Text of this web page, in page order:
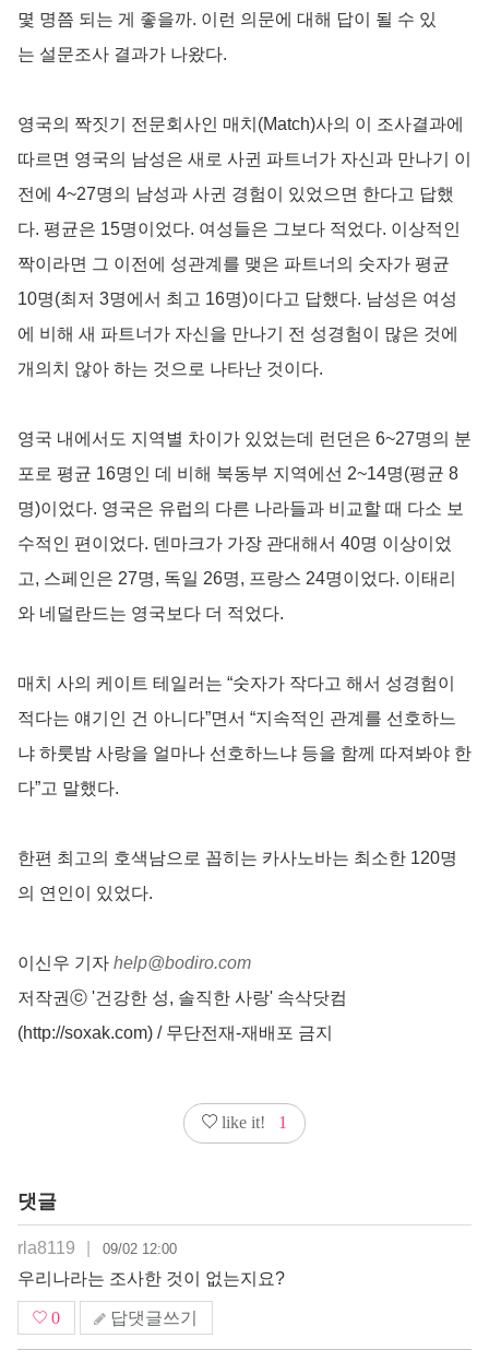
몇 명쯤 되는 게 좋을까. 이런 의문에 대해 답이 될 수 있
는 설문조사 결과가 나왔다.
영국의 짝짓기 전문회사인 매치(Match)사의 이 조사결과에
따르면 영국의 남성은 새로 사귄 파트너가 자신과 만나기 이
전에 4~27명의 남성과 사귄 경험이 있었으면 한다고 답했
다. 평균은 15명이었다. 여성들은 그보다 적었다. 이상적인
짝이라면 그 이전에 성관계를 맺은 파트너의 숫자가 평균
10명(최저 3명에서 최고 16명)이다고 답했다. 남성은 여성
에 비해 새 파트너가 자신을 만나기 전 성경험이 많은 것에
개의치 않아 하는 것으로 나타난 것이다.
영국 내에서도 지역별 차이가 있었는데 런던은 6~27명의 분
포로 평균 16명인 데 비해 북동부 지역에선 2~14명(평균 8
명)이었다. 영국은 유럽의 다른 나라들과 비교할 때 다소 보
수적인 편이었다. 덴마크가 가장 관대해서 40명 이상이었
고, 스페인은 27명, 독일 26명, 프랑스 24명이었다. 이태리
와 네덜란드는 영국보다 더 적었다.
매치 사의 케이트 테일러는 “숫자가 작다고 해서 성경험이
적다는 얘기인 건 아니다”면서 “지속적인 관계를 선호하느
냐 하룻밤 사랑을 얼마나 선호하느냐 등을 함께 따져봐야 한
다”고 말했다.
한편 최고의 호색남으로 꼽히는 카사노바는 최소한 120명
의 연인이 있었다.
이신우 기자 help@bodiro.com
저작권ⓒ '건강한 성, 솔직한 사랑' 속삭닷컴
(http://soxak.com) / 무단전재-재배포 금지
like it! 1
댓글
rla8119 09/02 12:00
우리나라는 조사한 것이 없는지요?
0 답댓글쓰기